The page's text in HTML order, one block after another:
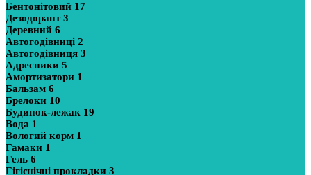
Бентонітовий 17
Дезодорант3
Деревний 6
Автогодівниці 2
Автогодівниця 3
Адресники 5
Амортизатори 1
Бальзам 6
Брелоки 10
Будинок-лежак 19
Вода 1
Вологий корм 1
Гамаки 1
Гель 6
Гігієнічні прокладки 3